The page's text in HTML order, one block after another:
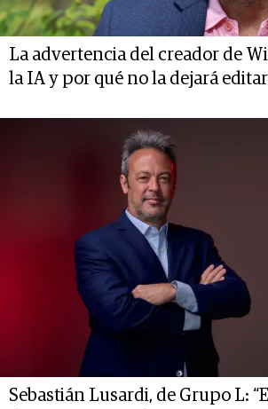
La advertencia del creador de
la IA y por qué no la dejará
Sebastián Lusardi, de Grupo L: